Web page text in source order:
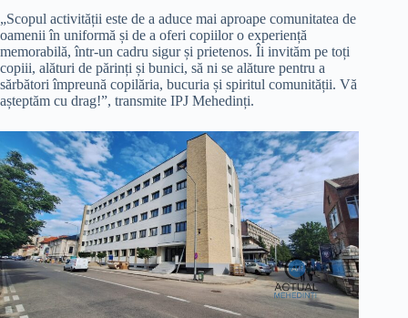
„Scopul activității este de a aduce mai aproape comunitatea de
oamenii în uniformă și de a oferi copiilor o experiență
memorabilă, într-un cadru sigur și prietenos. Îi invităm pe toți
copiii, alături de părinți și bunici, să ni se alăture pentru a
sărbători împreună copilăria, bucuria și spiritul comunității. Vă
așteptăm cu drag!”, transmite IPJ Mehedinți.